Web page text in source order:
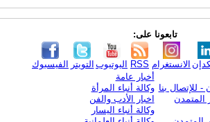
تابعونا على:
الفيسبوك التويتر اليوتيوب RSS الانستغرام
- للإتصال بنا
المتمدن
أخبار عامة
وكالة أنباء المرأة
اخبار الأدب والفن
وكالة أنباء اليسار